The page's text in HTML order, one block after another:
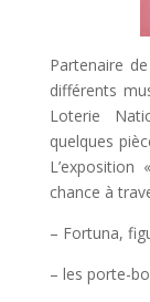
Partenaire
différents
Loterie
quelques
chance à
– Fortuna,
– les porte-